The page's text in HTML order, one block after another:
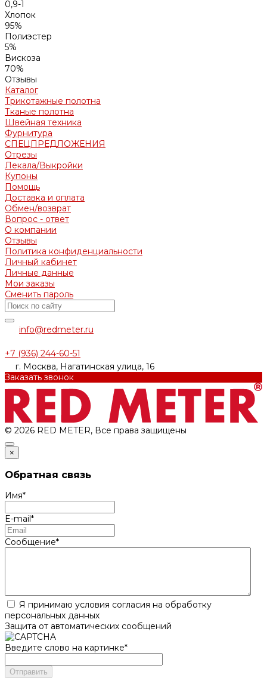
0,9-1
Хлопок
95%
Полиэстер
5%
Вискоза
70%
Отзывы
Каталог
Трикотажные полотна
Тканые полотна
Швейная техника
Фурнитура
СПЕЦПРЕДЛОЖЕНИЯ
Отрезы
Лекала/Выкройки
Купоны
Помощь
Доставка и оплата
Обмен/возврат
Вопрос - ответ
О компании
Отзывы
Политика конфиденциальности
Личный кабинет
Личные данные
Мои заказы
Сменить пароль
info@redmeter.ru
+7 (936) 244-60-51
г. Москва, Нагатинская улица, 16
Заказать звонок
© 2026 RED METER, Все права защищены
×
Обратная связь
Имя*
E-mail*
Сообщение*
Я принимаю условия согласия на обработку
персональных данных
Защита от автоматических сообщений
Введите слово на картинке*